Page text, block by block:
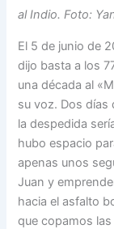
al Indio. Foto:
El 5 de junio de
dijo basta a los
una década al
su voz. Dos días
la despedida
hubo espacio
apenas unos
Juan y
hacia el asfalto
que copamos